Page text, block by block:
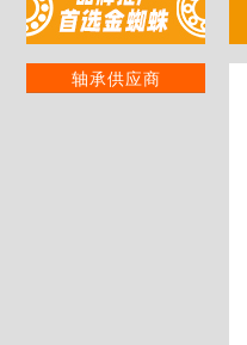
轴承供应商